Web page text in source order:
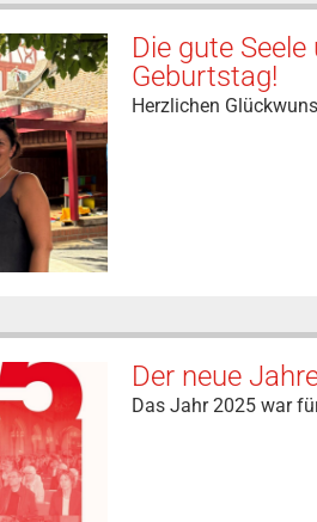
Die gute
Geburtstag!
Herzlichen
Der neue
Das Jahr 2025 war